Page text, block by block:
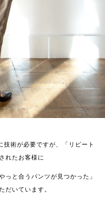
技術が必要ですが、「リピート
れたお客様に
っと合うパンツが見つかった」
だいています。